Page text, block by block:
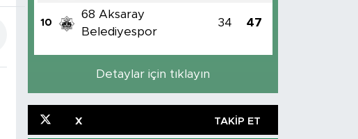
10
68 Aksaray
Belediyespor
34 47
Detaylar için tıklayın
X TAKIP ET